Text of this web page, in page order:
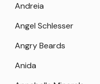
Andreia
Angel Schlesser
Angry Beards
Anida